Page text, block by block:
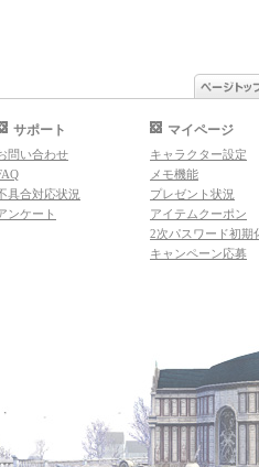
サポート
問い合わせ
具合対応状況
ンケート
マイページ
キャラクター設定
メモ機能
プレゼント状況
アイテムクーポン
2次パスワード初期
キャンペーン応募